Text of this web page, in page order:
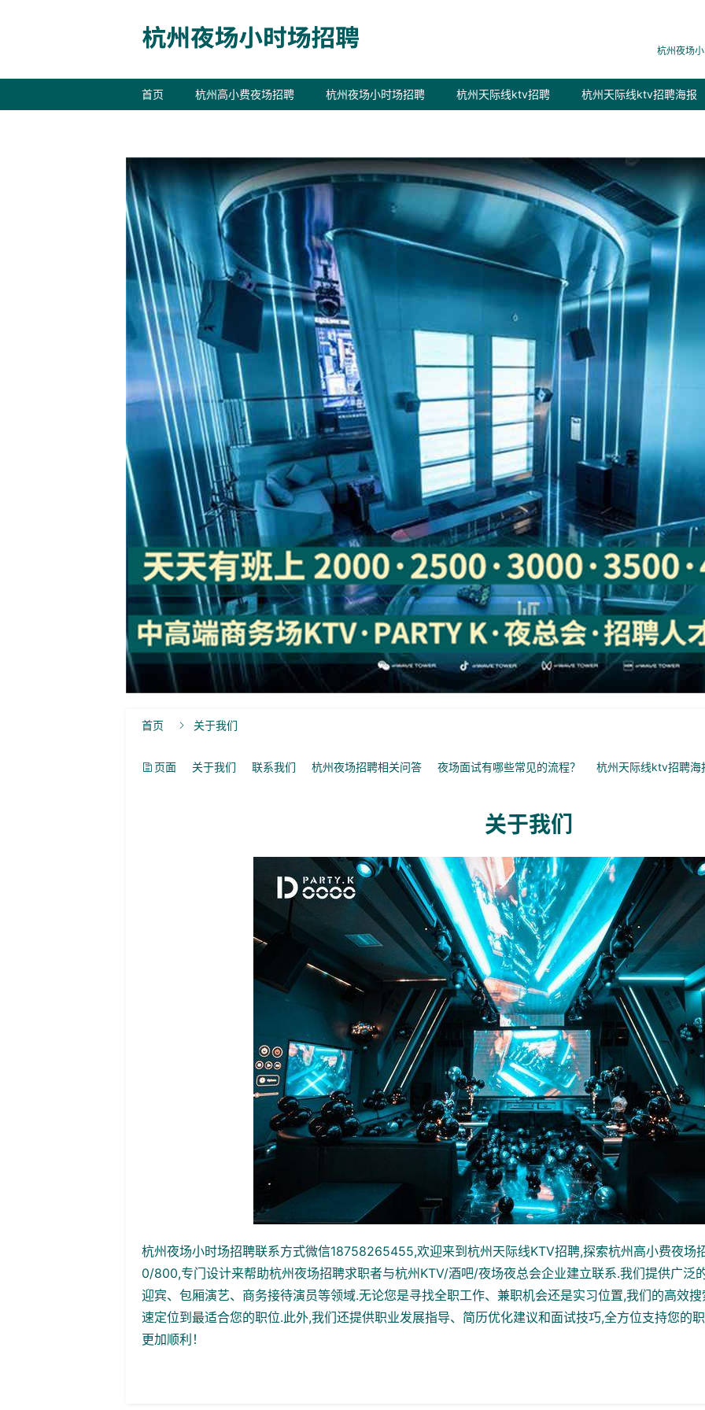
杭州夜场
首页 杭州高小费夜场招聘 杭州夜场小时场招聘 杭州天际线ktv招聘 杭州天际线ktv招聘海报
首页  关于我们
页面 关于我们 联系我们 杭州夜场招聘相关问答 夜场面试有哪些常见的流程？ 杭州天际线ktv招聘海
关于我们
杭州夜场小时场招聘联系方式微信18758265455,欢迎来到杭州天际线KTV招聘,探索杭州高小费夜
0/800,专门设计来帮助杭州夜场招聘求职者与杭州KTV/酒吧/夜场夜总会企业建立联系.我们提供广泛
迎宾、包厢演艺、商务接待演员等领域.无论您是寻找全职工作、兼职机会还是实习位置,我们的高效
速定位到最适合您的职位.此外,我们还提供职业发展指导、简历优化建议和面试技巧,全方位支持您的
更加顺利！